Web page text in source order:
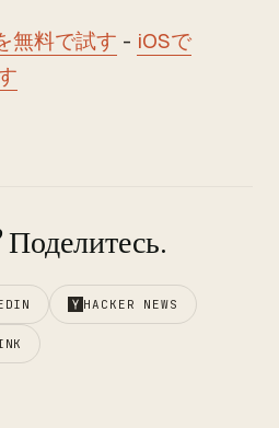
無料で試す - iOSで
HACKER NEWS